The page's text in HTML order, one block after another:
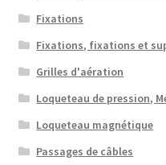
Fixations
Fixations, fixations et
Grilles d'aération
Loqueteau de pression,
Loqueteau magnétique
Passages de câbles